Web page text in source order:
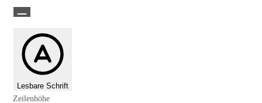
Lesbare Schrift
Zeilenhöhe